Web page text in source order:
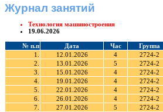
Журнал занятий
Технология машиностроения
19.06.2026
№ п.п Дата Час Группа
1.
12.01.2026 4 2724-2
2.
13.01.2026 5 2724-2
3.
15.01.2026 4 2724-2
4.
19.01.2026 4 2724-2
5.
22.01.2026 4 2724-2
6.
26.01.2026 4 2724-2
7.
27.01.2026 5 2724-2